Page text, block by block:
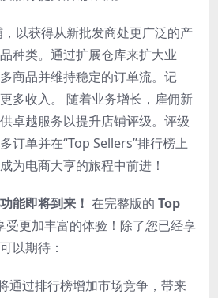
以获得从新批发商处更广泛的产
种类。通过扩展仓库来扩大业
商品并维持稳定的订单流。记
多收入。 随着业务增长，雇佣新
卓越服务以提升店铺评级。评级
订单并在“Top Sellers”排行榜上
为电商大亨的旅程中前进！
能即将到来！ 在完整版的 Top
受更加丰富的体验！除了您已经享
以期待：
通过排行榜增加市场竞争，带来